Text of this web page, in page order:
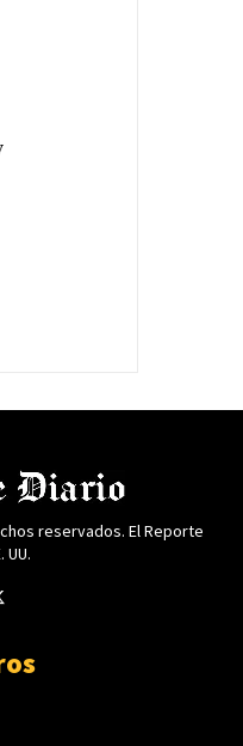
reservados. El Reporte